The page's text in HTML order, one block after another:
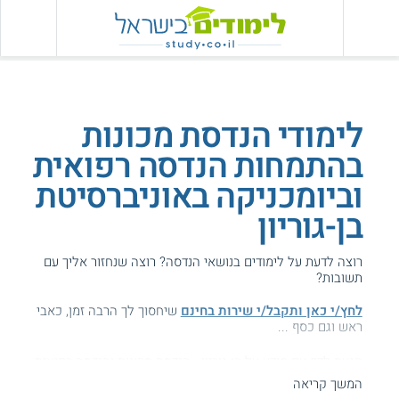
לימודי הנדסת מכונות
בהתמחות הנדסה רפואית
וביומכניקה באוניברסיטת
בן-גוריון
רוצה לדעת על לימודים בנושאי הנדסה? רוצה שנחזור אליך עם
תשובות?
לחץ/י כאן ותקבל/י שירות בחינם שיחסוך לך הרבה זמן, כאבי
ראש וגם כסף ...
ביומכניקה.
המשך קריאה